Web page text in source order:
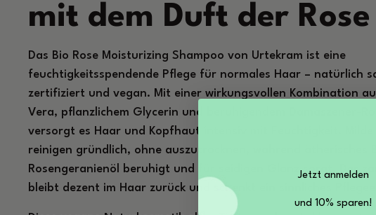
mit dem Duft der Rose
Das Bio Rose Moisturizing Shampoo von Urtekram ist eine
feuchtigkeitsspendende Pflege für normales Haar – natürlich
zertifiziert und vegan. Mit einer wirkungsvollen Kombination
Vera, pflanzlichem Glycerin und beruhigendem Damaszener-
versorgt es Haar und Kopfhaut intensiv mit Feuchtigkeit. Milde
reinigen gründlich, ohne auszutrocknen, während ätherisches
Rosengeranienöl beruhigt und für seidigen Glanz sorgt. Der
bleibt dezent im Haar zurück und schenkt ein sinnliches
Jetzt anmelden
und 10% sparen!